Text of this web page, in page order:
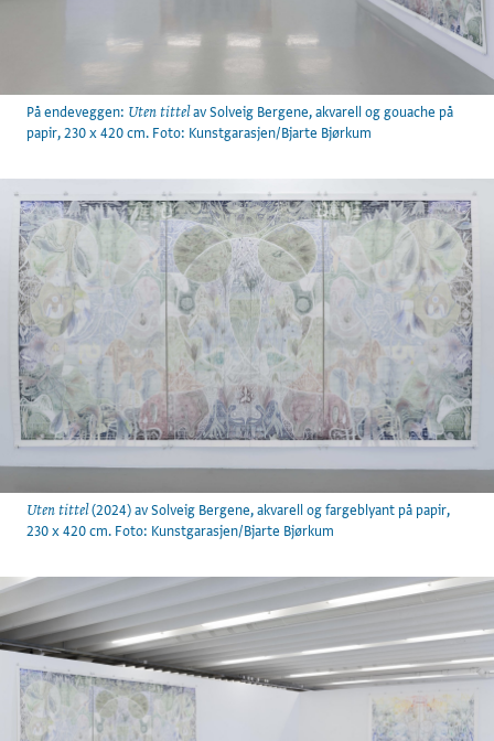
På endeveggen: Uten tittelav Solveig Bergene, akvarell og gouache på
papir, 230 x 420 cm. Foto: Kunstgarasjen/Bjarte Bjørkum
Uten tittel(2024) av Solveig Bergene, akvarell og fargeblyant på papir,
230 x 420 cm. Foto: Kunstgarasjen/Bjarte Bjørkum